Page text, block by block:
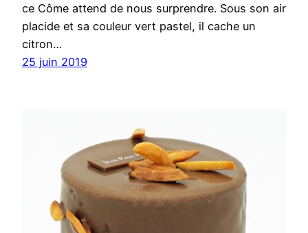
ce Côme attend de nous surprendre. Sous son air
placide et sa couleur vert pastel, il cache un
citron…
25 juin 2019